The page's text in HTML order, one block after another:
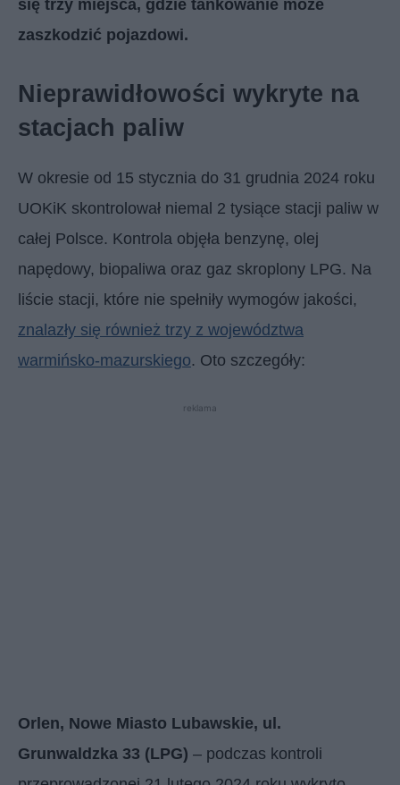
się trzy miejsca, gdzie tankowanie może
zaszkodzić pojazdowi.
Nieprawidłowości wykryte na
stacjach paliw
W okresie od 15 stycznia do 31 grudnia 2024 roku
UOKiK skontrolował niemal 2 tysiące stacji paliw w
całej Polsce. Kontrola objęła benzynę, olej
napędowy, biopaliwa oraz gaz skroplony LPG. Na
liście stacji, które nie spełniły wymogów jakości,
znalazły się również trzy z województwa
warmińsko-mazurskiego. Oto szczegóły:
reklama
Orlen, Nowe Miasto Lubawskie, ul.
Grunwaldzka 33 (LPG) – podczas kontroli